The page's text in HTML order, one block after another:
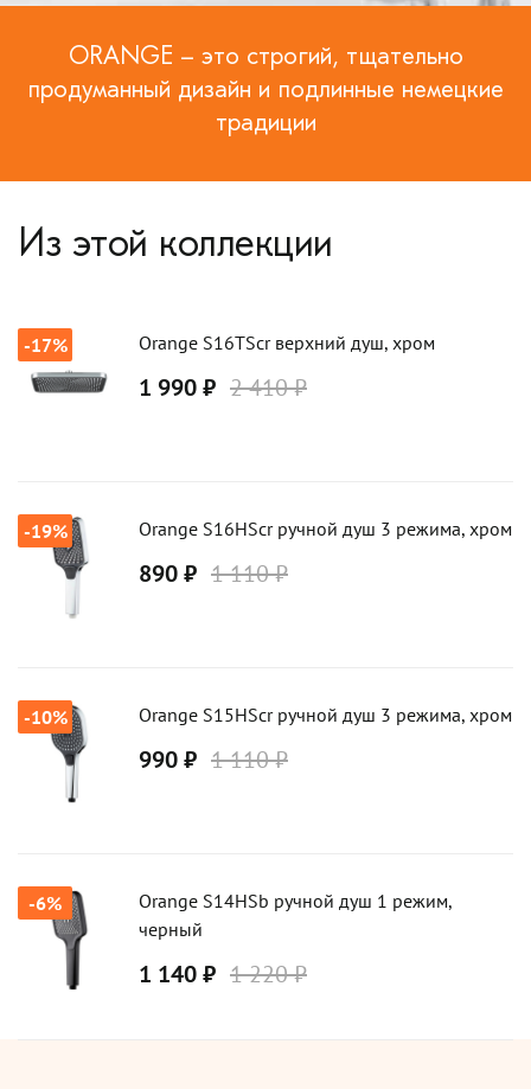
ORANGE – это строгий, тщательно
продуманный дизайн и подлинные немецкие
традиции
Из этой коллекции
-17% Orange S16TScr верхний душ, хром
1 990 ₽ 2 410 ₽
-19% Orange S16HScr ручной душ 3 режима, хром
890 ₽ 1 110 ₽
-10% Orange S15HScr ручной душ 3 режима, хром
990 ₽ 1 110 ₽
-6%
Orange S14HSb ручной душ 1 режим,
черный
1 140 ₽ 1 220 ₽